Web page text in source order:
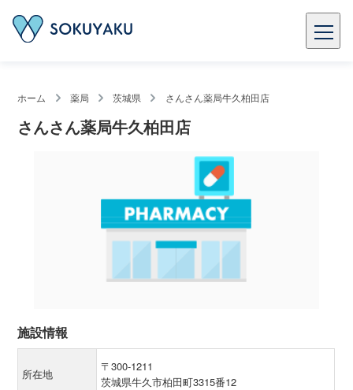
ホーム 薬局 茨城県 さんさん薬局牛久柏田店
さんさん薬局牛久柏田店
施設情報
所在地
〒300-1211
茨城県牛久市柏田町3315番12